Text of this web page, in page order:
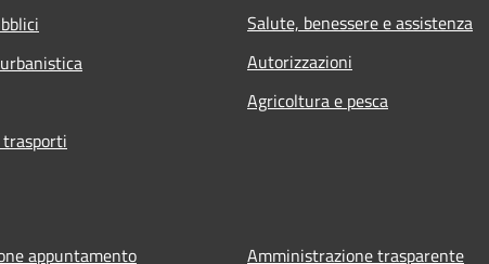
Salute, benessere e assistenza
Autorizzazioni
Agricoltura e pesca
appuntamento Amministrazione trasparente